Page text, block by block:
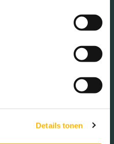
Details tonen